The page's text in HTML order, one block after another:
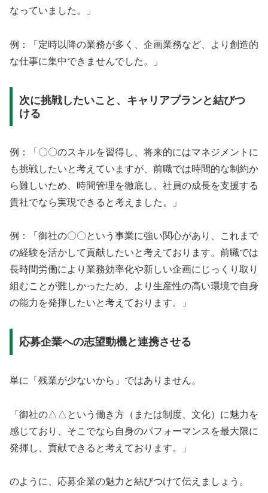
なっていました。」
例：「定時以降の業務が多く、企画業務など、より創造的
な仕事に集中できませんでした。」
次に挑戦したいこと、キャリアプランと結びつ
ける
例：「〇〇のスキルを習得し、将来的にはマネジメントに
も挑戦したいと考えていますが、前職では時間的な制約か
ら難しいため、時間管理を徹底し、社員の成長を支援する
貴社でなら実現できると考えました。」
例：「御社の〇〇という事業に強い関心があり、これまで
の経験を活かして貢献したいと考えております。前職では
長時間労働により業務効率化や新しい企画にじっくり取り
組むことが難しかったため、より生産性の高い環境で自身
の能力を発揮したいと考えております。」
応募企業への志望動機と連携させる
単に「残業が少ないから」ではありません。
「御社の△△という働き方（または制度、文化）に魅力を
感じており、そこでなら自身のパフォーマンスを最大限に
発揮し、貢献できると考えております。」
のように、応募企業の魅力と結びつけて伝えましょう。